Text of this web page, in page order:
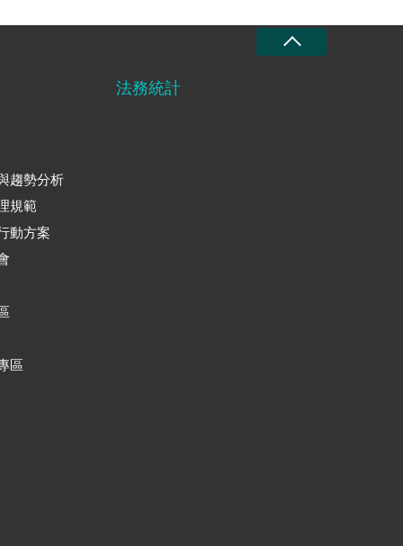
趨勢分析
規範
動方案
區
法務統計